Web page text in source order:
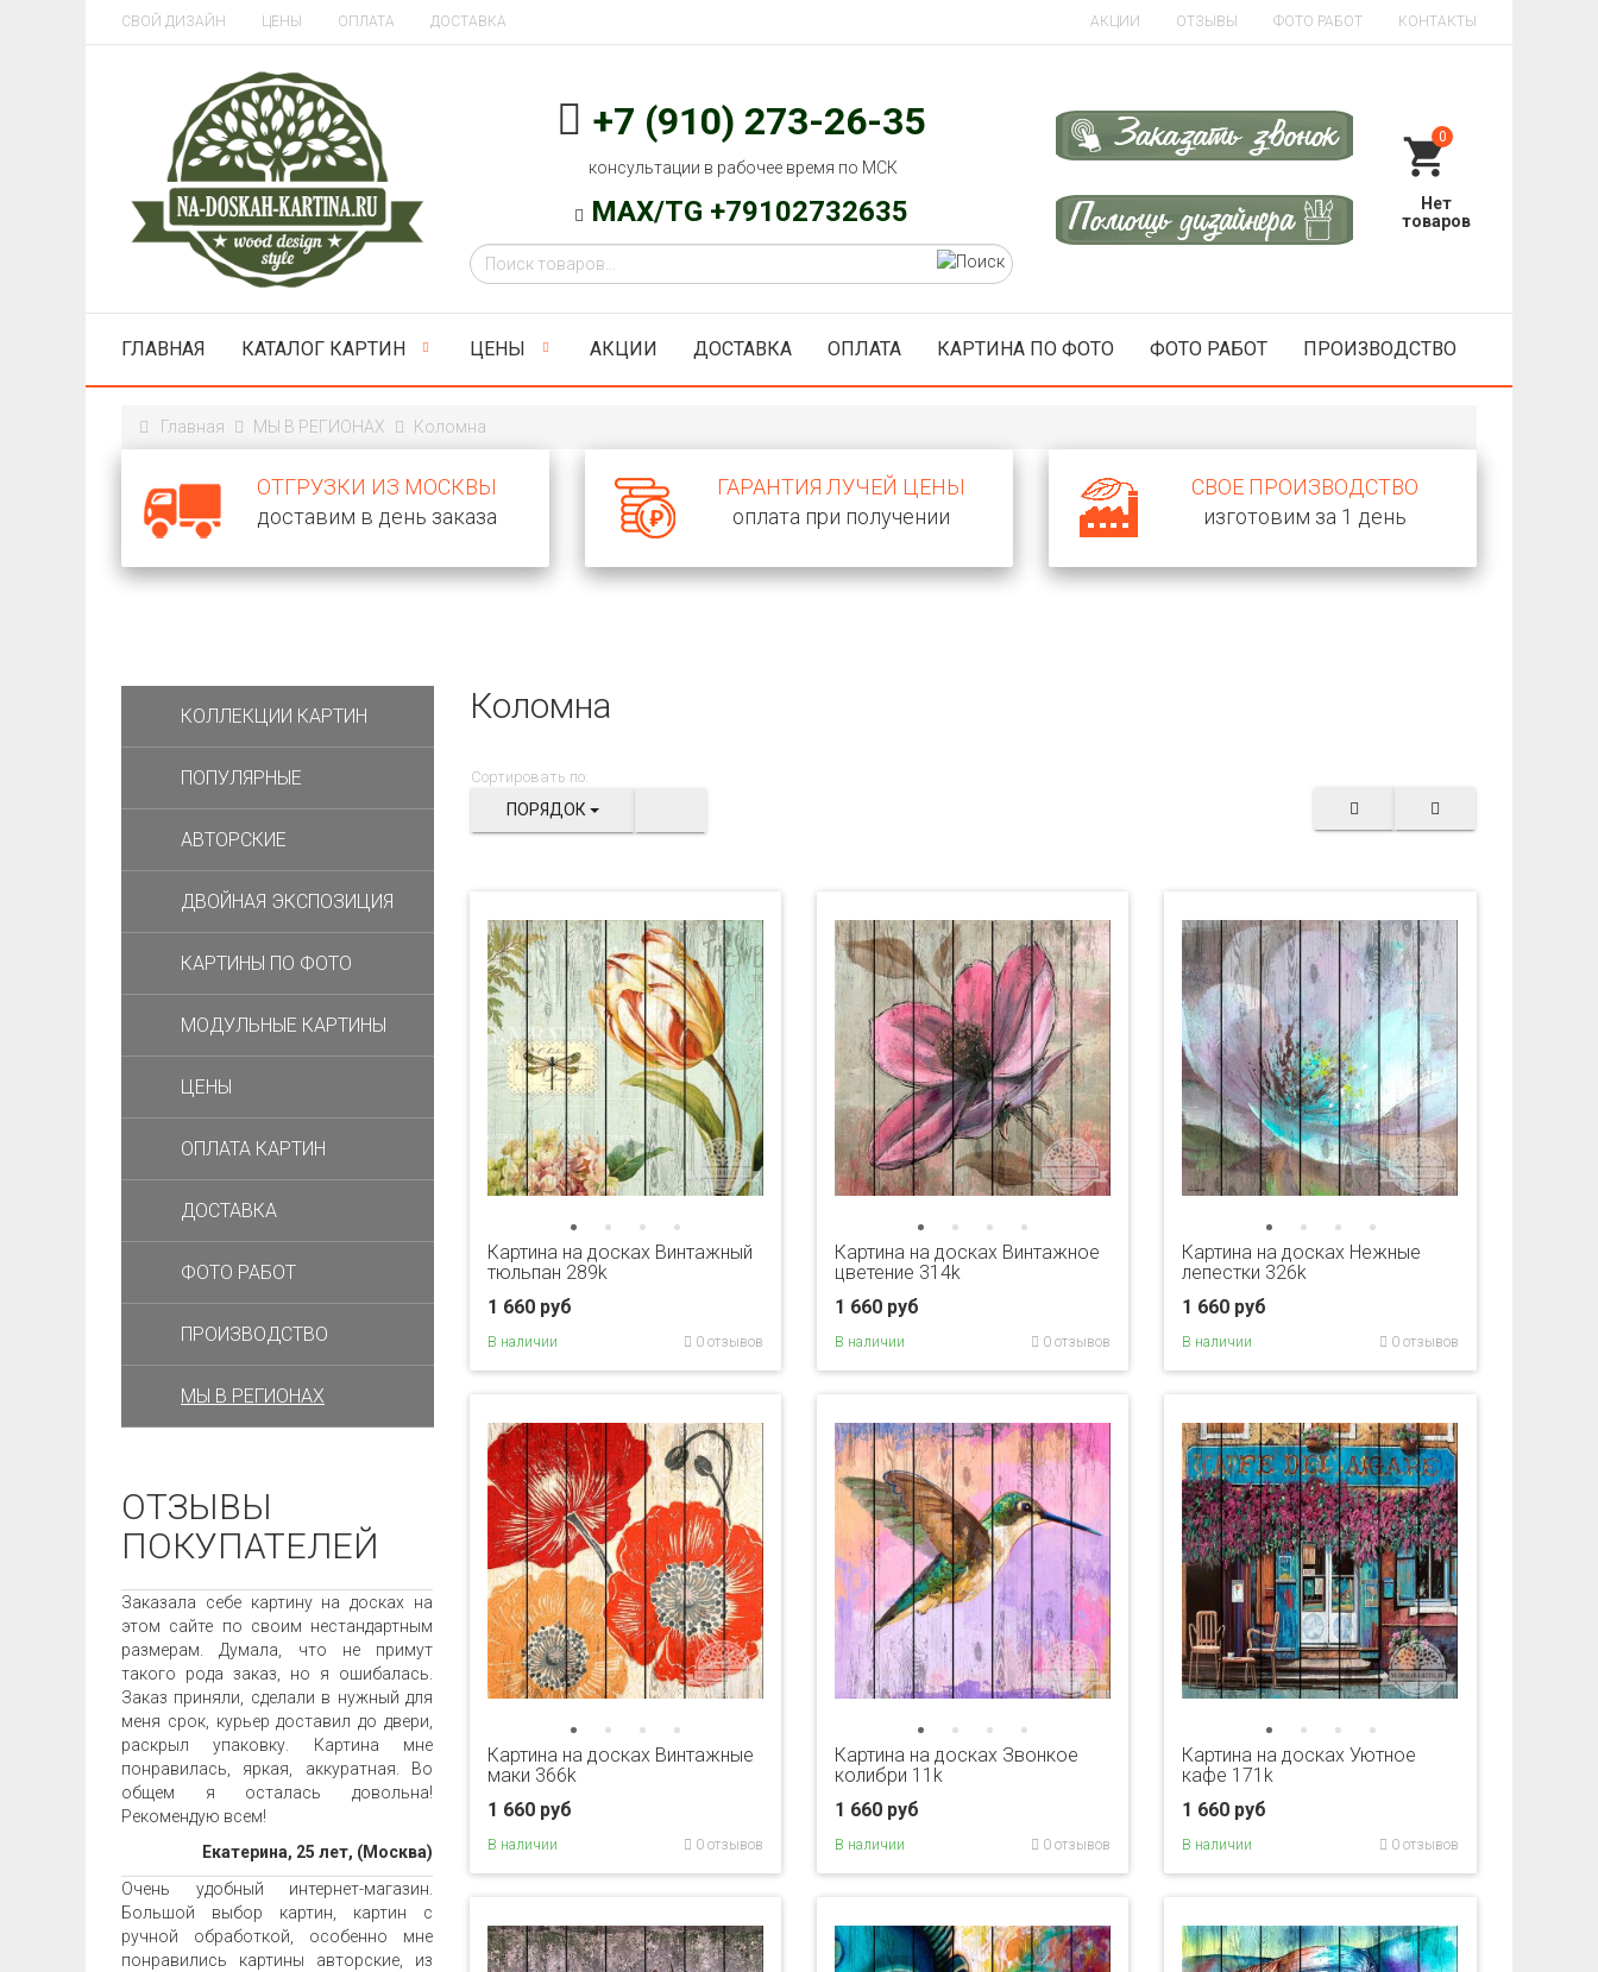
СВОЙ ДИЗАЙН ЦЕНЫ ОПЛАТА ДОСТАВКА АКЦИИ ОТЗЫВЫ ФОТО РАБОТ КОНТАКТЫ
+7 (910) 273-26-35
консультации в рабочее время по МСК
MAX/TG +79102732635
0
ГЛАВНАЯ КАТАЛОГ КАРТИН ЦЕНЫ АКЦИИ ДОСТАВКА ОПЛАТА КАРТИНА ПО ФОТО ФОТО РАБОТ ПРОИЗВОДСТВО
Главная МЫ В РЕГИОНАХ Коломна
ОТГРУЗКИ ИЗ МОСКВЫ
доставим в день заказа
ГАРАНТИЯ ЛУЧЕЙ ЦЕНЫ
оплата при получении
СВОЕ ПРОИЗВОДСТВО
изготовим за 1 день
Коломна
Сортировать по:
ПОРЯДОК
Картина на досках Винтажный
тюльпан 289k
1 660 руб
В наличии 0 отзывов
Картина на досках Винтажное
цветение 314k
1 660 руб
В наличии 0 отзывов
Картина на досках Нежные
лепестки 326k
1 660 руб
В наличии 0 отзывов
Картина на досках Винтажные
маки 366k
1 660 руб
В наличии 0 отзывов
Картина на досках Звонкое
колибри 11k
1 660 руб
В наличии 0 отзывов
Картина на досках Уютное
кафе 171k
1 660 руб
В наличии 0 отзывов
КОЛЛЕКЦИИ КАРТИН
ПОПУЛЯРНЫЕ
АВТОРСКИЕ
ДВОЙНАЯ ЭКСПОЗИЦИЯ
КАРТИНЫ ПО ФОТО
МОДУЛЬНЫЕ КАРТИНЫ
ЦЕНЫ
ОПЛАТА КАРТИН
ДОСТАВКА
ФОТО РАБОТ
ПРОИЗВОДСТВО
МЫ В РЕГИОНАХ
ОТЗЫВЫ
ПОКУПАТЕЛЕЙ
Заказала себе картину на досках на
этом сайте по своим нестандартным
размерам. Думала, что не примут
такого рода заказ, но я ошибалась.
Заказ приняли, сделали в нужный для
меня срок, курьер доставил до двери,
раскрыл упаковку. Картина мне
понравилась, яркая, аккуратная. Во
общем я осталась довольна!
Рекомендую всем!
Екатерина, 25 лет, (Москва)
Очень удобный интернет-магазин.
Большой выбор картин, картин с
ручной обработкой, особенно мне
понравились картины авторские, из